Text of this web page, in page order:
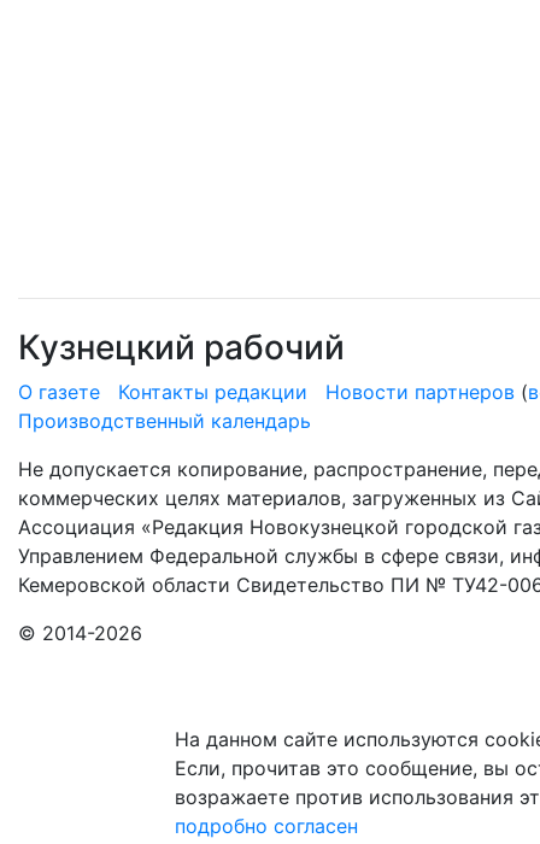
Кузнецкий рабочий
О газете Контакты редакции Новости партнеров (
Производственный календарь
Не допускается копирование, распространение,
коммерческих целях материалов, загруженных из
Ассоциация «Редакция Новокузнецкой городской
Управлением Федеральной службы в сфере связи,
Кемеровской области Свидетельство ПИ № ТУ42-
© 2014-2026
На данном сайте используются
Если, прочитав это сообщение, вы
возражаете против использования
подробно согласен